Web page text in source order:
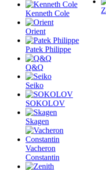
Kenneth Cole
Orient
Patek Philippe
Q&Q
Seiko
SOKOLOV
Skagen
Vacheron
Constantin